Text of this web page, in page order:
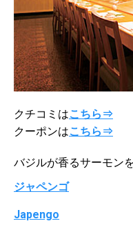
クチコミはこちら⇒
クーポンはこちら⇒
バジルが香るサーモン
ジャペンゴ
Japengo